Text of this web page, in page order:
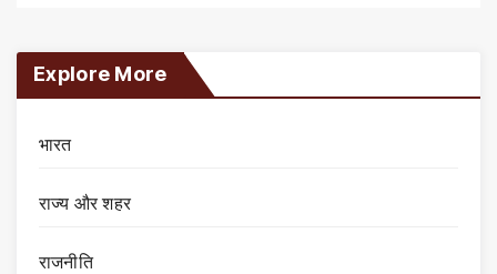
Explore More
भारत
राज्य और शहर
राजनीति